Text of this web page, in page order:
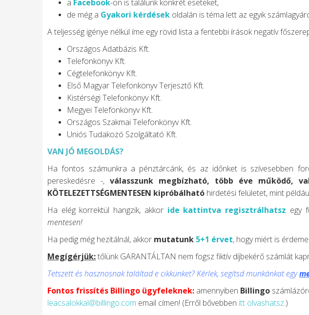
a Facebook-on is találunk konkrét eseteket,
de még a Gyakori kérdések oldalán is téma lett az egyik
A teljesség igénye nélkül íme egy rövid lista a fentebbi írások negatív
Országos Adatbázis Kft.
Telefonkönyv Kft.
Cégtelefonkönyv Kft.
Első Magyar Telefonkönyv Terjesztő Kft.
Kistérségi Telefonkönyv Kft.
Megyei Telefonkönyv Kft.
Országos Szakmai Telefonkönyv Kft.
Uniós Tudakozó Szolgáltató Kft.
VAN JÓ MEGOLDÁS?
Ha fontos számunkra a pénztárcánk, és az időnket is szívesebben
pereskedésre -,válasszunk megbízható, több éve működő,
KÖTELEZETTSÉGMENTESEN kipróbálható hirdetési felületet, mint
Ha elég korrektül hangzik, akkor ide kattintva regisztrálhatsz egy
mentesen!
Ha pedig még hezitálnál, akkor mutatunk 5+1 érvet, hogy miért is
Megígérjük:tőlünk GARANTÁLTAN nem fogsz fiktív díjbekérő számlát
Tetszett és hasznosnak találtad e cikkünket? Kérlek, segítsd munkánkat egy
Fontos frissítés Billingo ügyfeleknek: amennyiben Billingo
leacsalokkal@billingo.com email címen! (Erről bővebben itt olvashatsz.)